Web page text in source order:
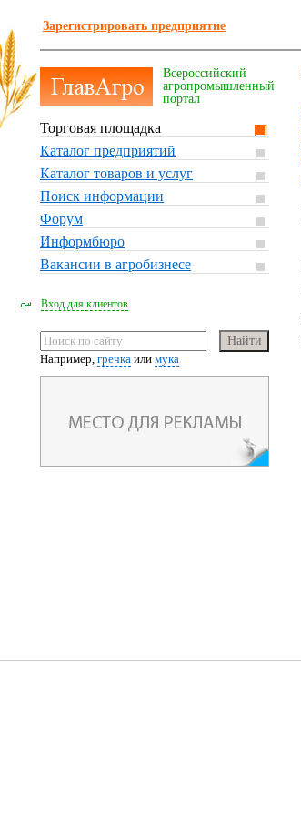
Зарегистрировать предприятие
Всероссийский
агропромышленный
портал
Торговая площадка
Каталог предприятий
Каталог товаров и услуг
Поиск информации
Форум
Информбюро
Вакансии в агробизнесе
Вход для клиентов
Например, гречка или мука